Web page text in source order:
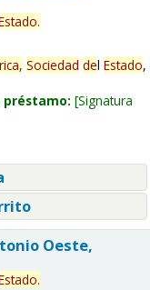
.
Sociedad del Estado,
préstamo: Signatura
Oeste,
.